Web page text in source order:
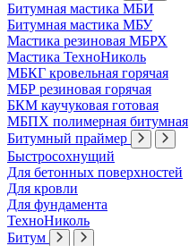
Битумная мастика МБИ
Битумная мастика МБУ
Мастика резиновая МБРХ
Мастика ТехноНиколь
МБКГ кровельная горячая
МБР резиновая горячая
БКМ каучуковая готовая
МБПХ полимерная битумная
Битумный праймер
Быстросохнущий
Для бетонных поверхностей
Для кровли
Для фундамента
ТехноНиколь
Битум